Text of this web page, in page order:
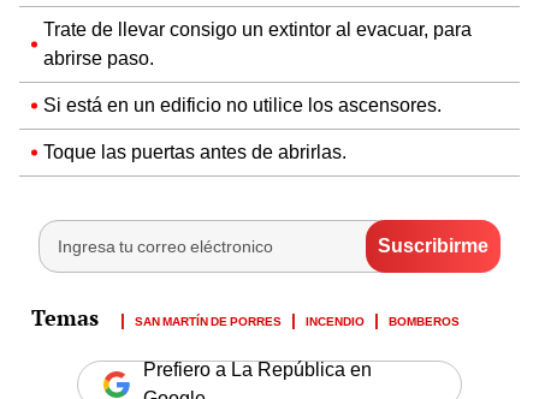
Trate de llevar consigo un extintor al evacuar, para
abrirse paso.
Si está en un edificio no utilice los ascensores.
Toque las puertas antes de abrirlas.
SAN MARTÍN DE PORRES INCENDIO BOMBEROS
Prefiero a La República en